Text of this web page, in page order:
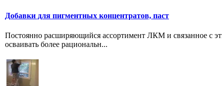
Добавки для пигментных концентратов, паст
Постоянно расширяющийся ассортимент ЛКМ и связанное с
осваивать более рациональн...